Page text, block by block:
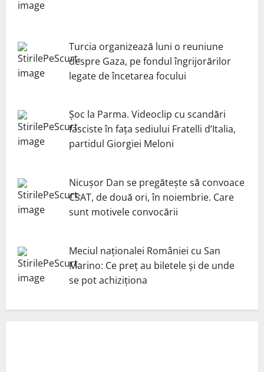
Turcia organizează luni o reuniune
despre Gaza, pe fondul îngrijorărilor
legate de încetarea focului
Șoc la Parma. Videoclip cu scandări
fasciste în fața sediului Fratelli d’Italia,
partidul Giorgiei Meloni
Nicuşor Dan se pregăteşte să convoace
CSAT, de două ori, în noiembrie. Care
sunt motivele convocării
Meciul naționalei României cu San
Marino: Ce preț au biletele și de unde
se pot achiziționa